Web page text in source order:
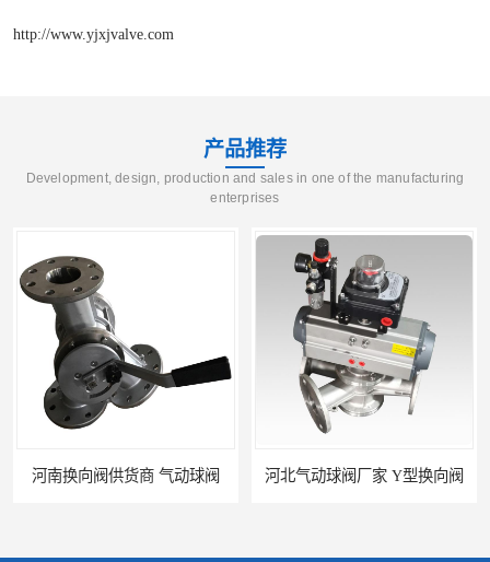
http://www.yjxjvalve.com
产品推荐
Development, design, production and sales in one of the manufacturing
enterprises
河南换向阀供货商 气动球阀 河北气动球阀厂家 Y型换向阀